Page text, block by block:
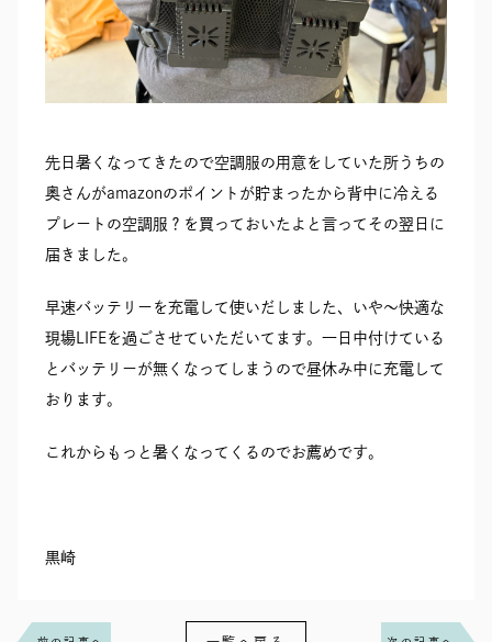
メール・資料請求
RESERVATION
LINEから来店予約
TELEPHONE
0120-56-1207
先日暑くなってきたので空調服の用意をしていた所うちの
奥さんがamazonのポイントが貯まったから背中に冷える
プレートの空調服？を買っておいたよと言ってその翌日に
届きました。
早速バッテリーを充電して使いだしました、いや〜快適な
現場LIFEを過ごさせていただいてます。一日中付けている
とバッテリーが無くなってしまうので昼休み中に充電して
おります。
これからもっと暑くなってくるのでお薦めです。
黒崎